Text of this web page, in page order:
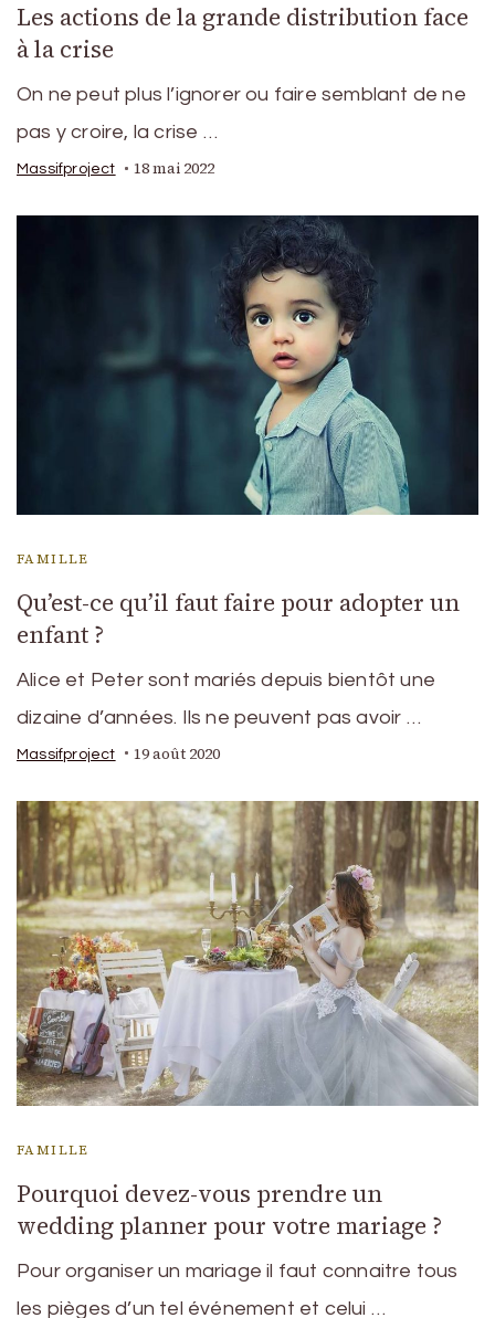
Les actions de la grande distribution face
à la crise
On ne peut plus l’ignorer ou faire semblant de ne
pas y croire, la crise …
Massifproject 18 mai 2022
FAMILLE
Qu’est-ce qu’il faut faire pour adopter un
enfant ?
Alice et Peter sont mariés depuis bientôt une
dizaine d’années. Ils ne peuvent pas avoir …
Massifproject 19 août 2020
FAMILLE
Pourquoi devez-vous prendre un
wedding planner pour votre mariage ?
Pour organiser un mariage il faut connaitre tous
les pièges d’un tel événement et celui …